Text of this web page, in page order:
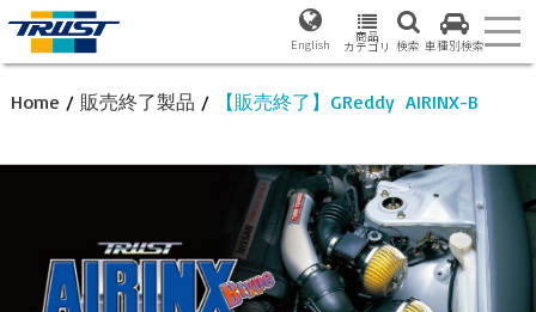
English 商品
カテゴリ 検索 車種別検索
Home / 販売終了製品 / 【販売終了】GReddy AIRINX-B